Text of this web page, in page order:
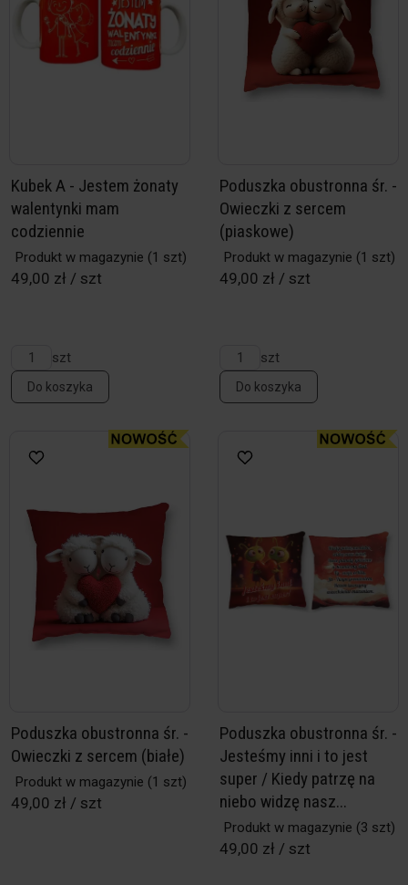
Kubek A - Jestem żonaty
walentynki mam
codziennie
Produkt w magazynie (1 szt)
49,00 zł / szt
szt
Do koszyka
Poduszka obustronna śr. -
Owieczki z sercem
(piaskowe)
Produkt w magazynie (1 szt)
49,00 zł / szt
szt
Do koszyka
Poduszka obustronna śr. -
Owieczki z sercem (białe)
Produkt w magazynie (1 szt)
49,00 zł / szt
Poduszka obustronna śr. -
Jesteśmy inni i to jest
super / Kiedy patrzę na
niebo widzę nasz...
Produkt w magazynie (3 szt)
49,00 zł / szt